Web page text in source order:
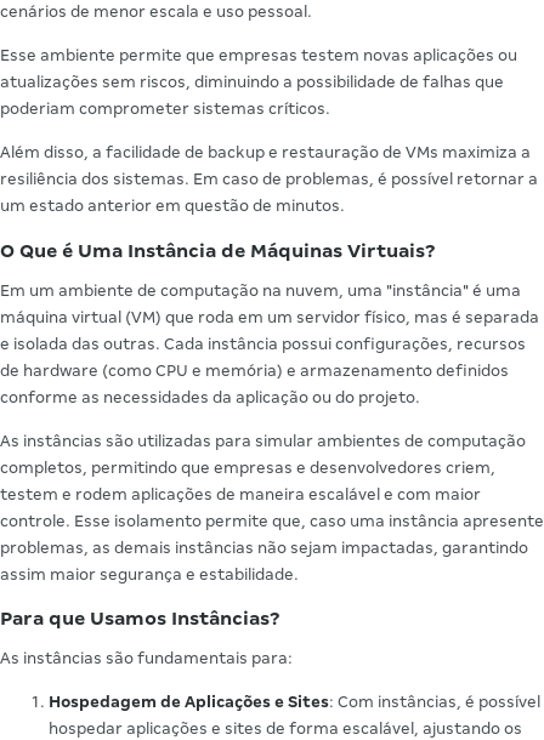
cenários de menor escala e uso pessoal.
Esse ambiente permite que empresas testem novas aplicações ou
atualizações sem riscos, diminuindo a possibilidade de falhas que
poderiam comprometer sistemas críticos.
Além disso, a facilidade de backup e restauração de VMs maximiza a
resiliência dos sistemas. Em caso de problemas, é possível retornar a
um estado anterior em questão de minutos.
O Que é Uma Instância de Máquinas Virtuais?
Em um ambiente de computação na nuvem, uma "instância" é uma
máquina virtual (VM) que roda em um servidor físico, mas é separada
e isolada das outras. Cada instância possui configurações, recursos
de hardware (como CPU e memória) e armazenamento definidos
conforme as necessidades da aplicação ou do projeto.
As instâncias são utilizadas para simular ambientes de computação
completos, permitindo que empresas e desenvolvedores criem,
testem e rodem aplicações de maneira escalável e com maior
controle. Esse isolamento permite que, caso uma instância apresente
problemas, as demais instâncias não sejam impactadas, garantindo
assim maior segurança e estabilidade.
Para que Usamos Instâncias?
As instâncias são fundamentais para:
Hospedagem de Aplicações e Sites: Com instâncias, é possível
hospedar aplicações e sites de forma escalável, ajustando os